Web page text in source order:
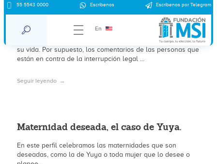
55 5543 0000 Escríbenos Escríbenos por Telegram
En
Mon Laferte y la maternidad deseada.
La cantante chilena Mon Laferte anunció que
estaba embarazada y se dijo feliz de esta nueva etapa en
su vida. Por supuesto, los comentarios de las personas que
están en contra de la interrupción legal ...
Seguir leyendo
Maternidad deseada, el caso de Yuya.
En este perfil celebramos las maternidades que son
deseadas, como la de Yuya o toda mujer que lo desee o